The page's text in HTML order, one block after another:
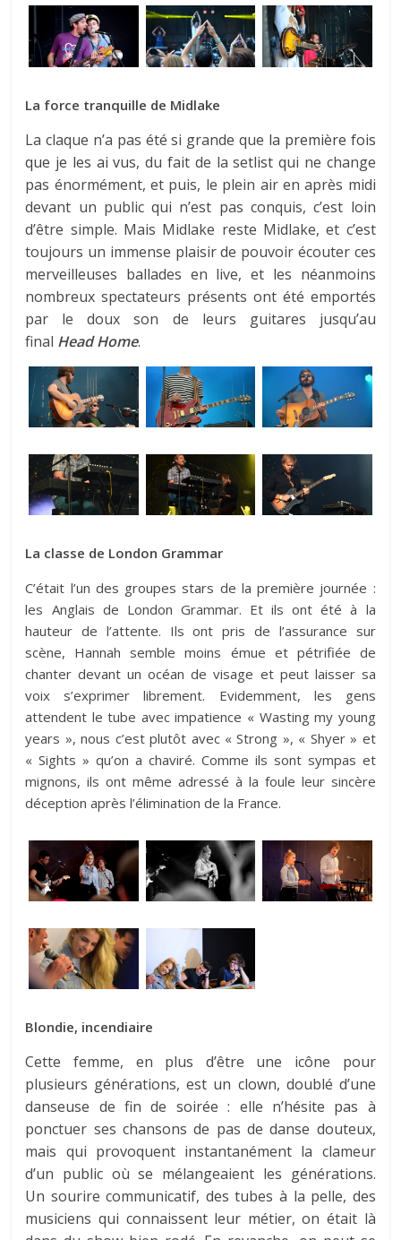
La force tranquille de Midlake
La claque n’a pas été si grande que la première fois
que je les ai vus, du fait de la setlist qui ne change
pas énormément, et puis, le plein air en après midi
devant un public qui n’est pas conquis, c’est loin
d’être simple. Mais Midlake reste Midlake, et c’est
toujours un immense plaisir de pouvoir écouter ces
merveilleuses ballades en live, et les néanmoins
nombreux spectateurs présents ont été emportés
par le doux son de leurs guitares jusqu’au
final Head Home.
La classe de London Grammar
C’était l’un des groupes stars de la première journée :
les Anglais de London Grammar. Et ils ont été à la
hauteur de l’attente. Ils ont pris de l’assurance sur
scène, Hannah semble moins émue et pétrifiée de
chanter devant un océan de visage et peut laisser sa
voix s’exprimer librement. Evidemment, les gens
attendent le tube avec impatience « Wasting my young
years », nous c’est plutôt avec « Strong », « Shyer » et
« Sights » qu’on a chaviré. Comme ils sont sympas et
mignons, ils ont même adressé à la foule leur sincère
déception après l’élimination de la France.
Blondie, incendiaire
Cette femme, en plus d’être une icône pour
plusieurs générations, est un clown, doublé d’une
danseuse de fin de soirée : elle n’hésite pas à
ponctuer ses chansons de pas de danse douteux,
mais qui provoquent instantanément la clameur
d’un public où se mélangeaient les générations.
Un sourire communicatif, des tubes à la pelle, des
musiciens qui connaissent leur métier, on était là